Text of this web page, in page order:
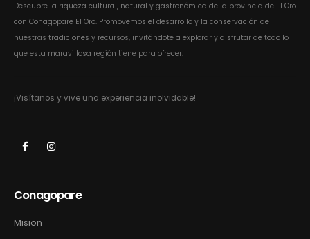
Descubre la riqueza cultural, natural y gastronómica de la provincia de El Oro
con Conagopare El Oro. Promovemos el desarrollo y la conservación de
nuestras tradiciones y recursos, invitándote a explorar y disfrutar de todo lo
que esta maravillosa región tiene para ofrecer.
¡Visítanos y vive una experiencia inolvidable!
Conagopare
Mision